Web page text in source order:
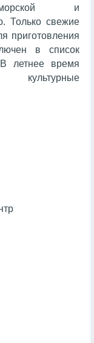
и
Только свежие
приготовления
в список
летнее время
культурные